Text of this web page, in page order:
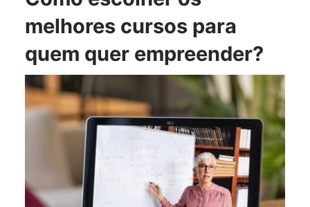
melhores cursos para
quem quer empreender?